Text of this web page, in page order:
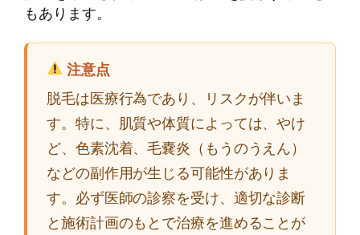
もあります。
注意点
脱毛は医療行為であり、リスクが伴いま
す。特に、肌質や体質によっては、やけ
ど、色素沈着、毛嚢炎（もうのうえん）
などの副作用が生じる可能性がありま
す。必ず医師の診察を受け、適切な診断
と施術計画のもとで治療を進めることが